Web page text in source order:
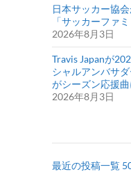
日本サッカー協
「サッカーファ
2026年8月3日
Travis Japanが
シャルアンバサ
がシーズン応援曲
2026年8月3日
最近の投稿一覧